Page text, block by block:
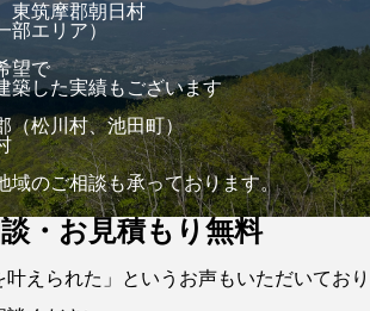
東筑摩郡朝日村
部エリア）
望で
築した実績もございます
（松川村、池田町）
域のご相談も承っております。
・お見積もり無料
叶えられた」というお声もいただいており